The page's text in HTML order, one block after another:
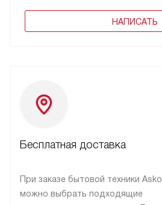
НАПИСАТЬ
Бесплатная доставка
При заказе бытовой техники Asko
можно выбрать подходящие